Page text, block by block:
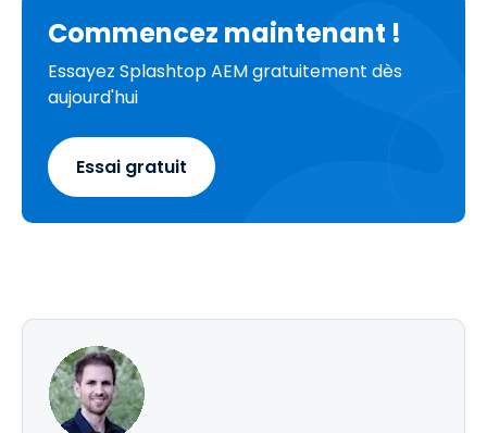
Commencez maintenant !
Essayez Splashtop AEM gratuitement dès
aujourd'hui
Essai gratuit